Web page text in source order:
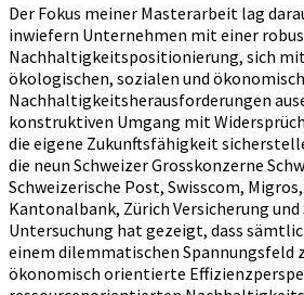
Der Fokus meiner Masterarbeit lag
inwiefern Unternehmen mit einer
Nachhaltigkeitspositionierung, sich
ökologischen, sozialen und
Nachhaltigkeitsherausforderungen
konstruktiven Umgang mit
die eigene Zukunftsfähigkeit
die neun Schweizer Grosskonzerne
Schweizerische Post, Swisscom,
Kantonalbank, Zürich Versicherung und
Untersuchung hat gezeigt, dass
einem dilemmatischen Spannungsfeld
ökonomisch orientierte